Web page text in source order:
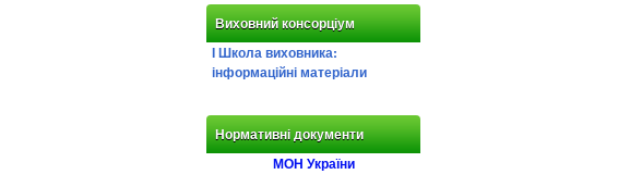
Виховний консорціум
І Школа виховника:
інформаційні матеріали
Нормативні документи
МОН України